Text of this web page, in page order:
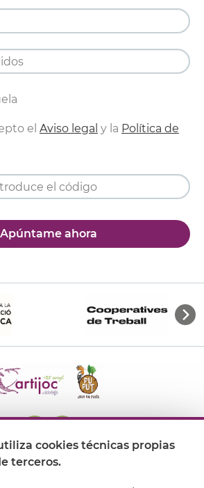
el Aviso legal y la Política de
Apúntame ahora
cookies técnicas propias
terceros.